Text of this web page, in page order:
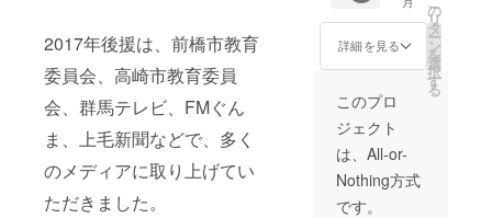
2017年後援は、前橋市教育
委員会、高崎市教育委員
会、群馬テレビ、FMぐん
ま、上毛新聞などで、多く
のメディアに取り上げてい
ただきました。
皆さま
の地域
にイベ
ント出
張致し
ます。
プログ
ラミン
グ必修
化にむ
けて学
詳細を見る
の
リ
タ
ー
ン
を
選
択
す
る
このプロ
ジェクト
は、All-or-
Nothing方式
です。